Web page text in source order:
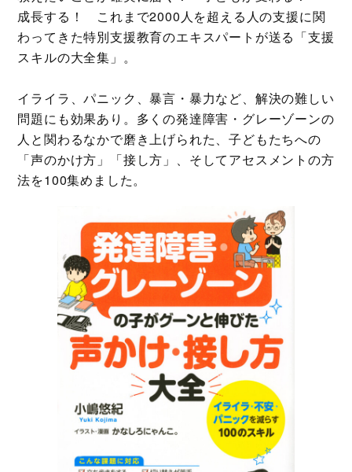
成長する！ これまで2000人を超える人の支援に関
わってきた特別支援教育のエキスパートが送る「支援
スキルの大全集」。
イライラ、パニック、暴言・暴力など、解決の難しい
問題にも効果あり。多くの発達障害・グレーゾーンの
人と関わるなかで磨き上げられた、子どもたちへの
「声のかけ方」「接し方」、そしてアセスメントの方
法を100集めました。